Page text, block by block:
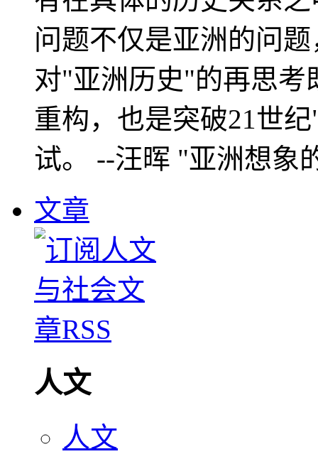
问题不仅是亚洲的问
对"亚洲历史"的再思考
重构，也是突破21世
试。 --汪晖 "亚洲想象
文章
人文
人文